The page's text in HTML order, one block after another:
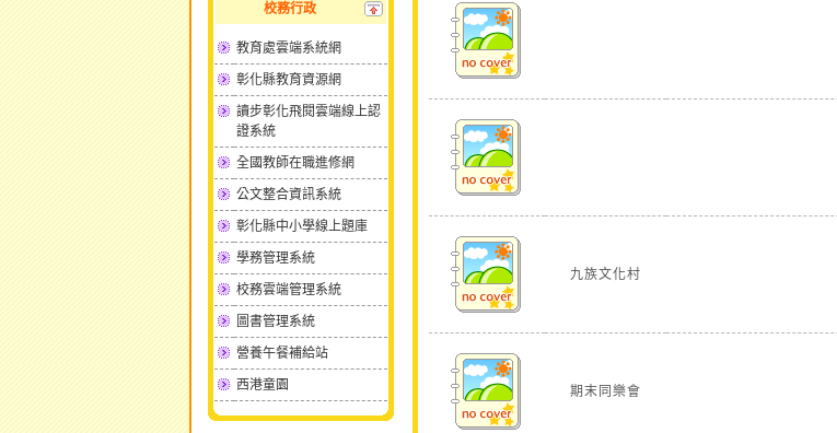
校務行政
教育處雲端系統網
彰化縣教育資源網
讀步彰化飛閱雲端線上認
證系統
全國教師在職進修網
公文整合資訊系統
彰化縣中小學線上題庫
學務管理系統
校務雲端管理系統
圖書管理系統
營養午餐補給站
西港童園
九族文化村
期末同樂會